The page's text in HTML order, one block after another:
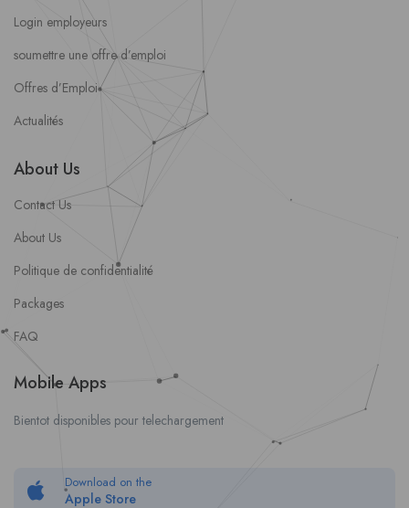
Login employeurs
soumettre une offre d’emploi
Offres d’Emploi
Actualités
About Us
Contact Us
About Us
Politique de confidentialité
Packages
FAQ
Mobile Apps
Bientot disponibles pour telechargement
Download on the
Apple Store